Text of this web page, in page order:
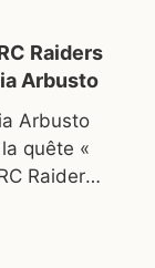
Raiders
Arbusto
Arbusto
quête «
Raiders,